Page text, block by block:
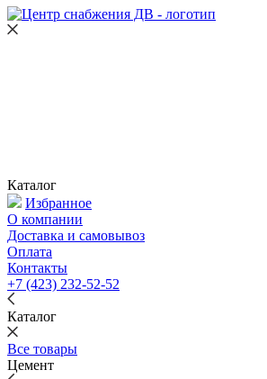
Каталог
Избранное
О компании
Доставка и самовывоз
Оплата
Контакты
+7 (423) 232-52-52
Каталог
Все товары
Цемент